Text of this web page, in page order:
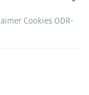
Cookies ODR-